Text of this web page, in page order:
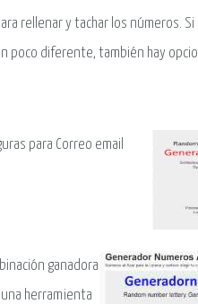
rellenar y tachar los números. Si
poco diferente, también hay
para Correo email
ganadora
herramienta